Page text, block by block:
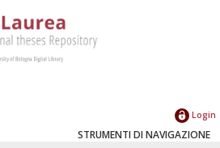
Login
STRUMENTI DI NAVIGAZIONE